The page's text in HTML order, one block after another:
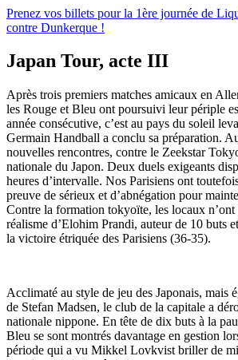
Prenez vos billets pour la 1ère journée de
contre Dunkerque !
Japan Tour, acte III
Après trois premiers matches amicaux en
les Rouge et Bleu ont poursuivi leur périple
année consécutive, c’est au pays du soleil
Germain Handball a conclu sa préparation.
nouvelles rencontres, contre le Zeekstar
nationale du Japon. Deux duels exigeants
heures d’intervalle. Nos Parisiens ont
preuve de sérieux et d’abnégation pour
Contre la formation tokyoïte, les locaux n’ont
réalisme d’Elohim Prandi, auteur de 10 buts
la victoire étriquée des Parisiens (36-35).
Acclimaté au style de jeu des Japonais, mais
de Stefan Madsen, le club de la capitale a
nationale nippone. En tête de dix buts à la
Bleu se sont montrés davantage en gestion
période qui a vu Mikkel Lovkvist briller de